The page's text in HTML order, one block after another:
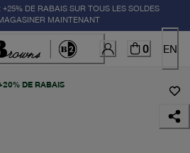
DE RABAIS SUR TOUS LES SOLDES
MAINTENANT
0 EN
DE RABAIS